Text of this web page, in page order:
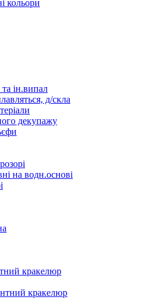
кольори
ін.випал
д/скла
декупажу
на водн.основі
кракелюр
кракелюр